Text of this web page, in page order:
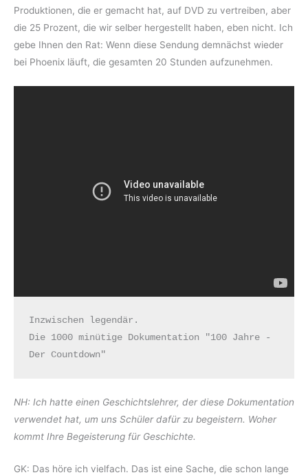
Produktionen, die er gemacht hat, auf DVD zu vertreiben, aber
die 25 Prozent, die wir selber hergestellt haben, eben nicht. Ich
gebe Ihnen den Rat: Wenn diese Sendung demnächst wieder
bei Phoenix läuft, die gesamten 20 Stunden aufzunehmen.
Inzwischen legendär.
Die 1000 minütige Dokumentation "100 Jahre -
Der Countdown"
NH: Ich hatte einen Geschichtslehrer, der diese Dokumentation
verwendet hat, um uns Schüler dafür zu begeistern. Woher
kommt Ihre Begeisterung für Geschichte.
GK: Das höre ich vielfach. Das ist eine Sache, die schon lange